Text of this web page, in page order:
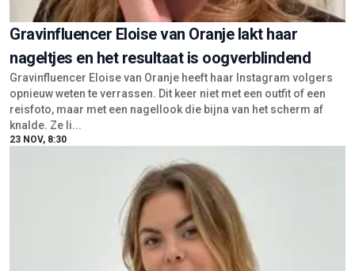
Gravinfluencer Eloise van Oranje lakt haar
nageltjes en het resultaat is oogverblindend
Gravinfluencer Eloise van Oranje heeft haar Instagram volgers
opnieuw weten te verrassen. Dit keer niet met een outfit of een
reisfoto, maar met een nagellook die bijna van het scherm af
knalde. Ze li...
23 NOV, 8:30